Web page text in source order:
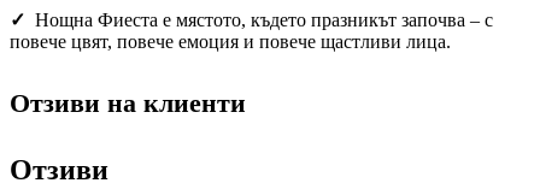
✓ Нощна Фиеста е мястото, където празникът започва – с
повече цвят, повече емоция и повече щастливи лица.
Отзиви на клиенти
Отзиви